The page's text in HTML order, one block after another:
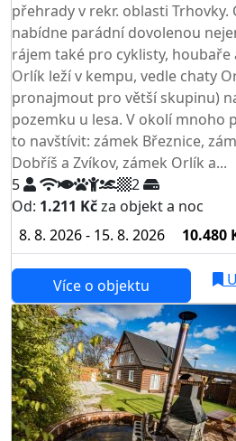
přehrady v rekr. oblasti Trhovky.
nabídne parádní dovolenou
rájem také pro cyklisty, houbaře
Orlík leží v kempu, vedle chaty
pronajmout pro větší skupinu)
pozemku u lesa. V okolí mnoho
to navštívit: zámek Březnice,
Dobříš a Zvíkov, zámek Orlík a...
5
2
Od: 1.211 Kčza objekt a noc
8. 8. 2026 - 15. 8. 2026
10.480
Více o objektu